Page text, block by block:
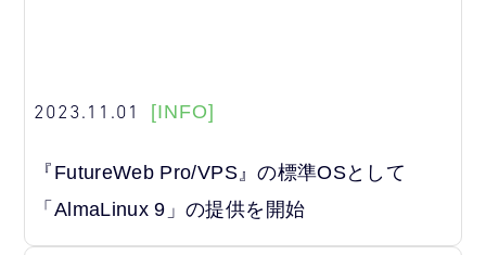
2023.11.01 [INFO]
『FutureWeb Pro/VPS』の標準OSとして
「AlmaLinux 9」の提供を開始